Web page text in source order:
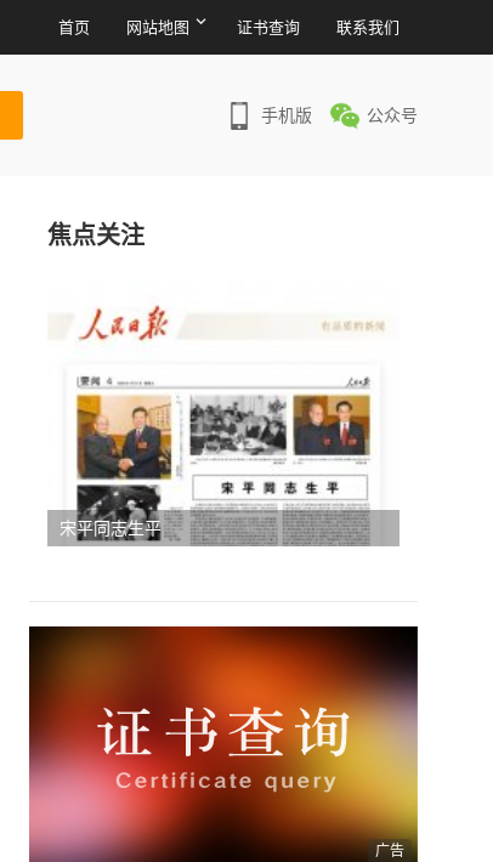
首页 网站地图 证书查询 联系我们
手机版 公众号
焦点关注
宋平同志生平
广告